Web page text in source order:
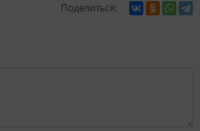
Поделиться: